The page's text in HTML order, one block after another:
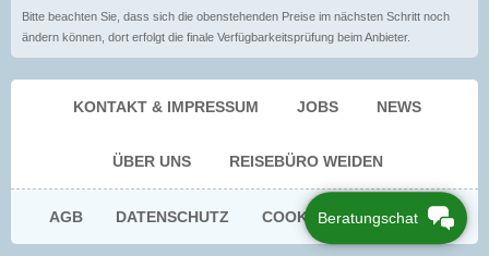
Bitte beachten Sie, dass sich die obenstehenden Preise im nächsten Schritt noch
ändern können, dort erfolgt die finale Verfügbarkeitsprüfung beim Anbieter.
KONTAKT & IMPRESSUM JOBS NEWS
ÜBER UNS REISEBÜRO WEIDEN
AGB DATENSCHUTZ COOKIE EINWILLIGUNG
Beratungschat